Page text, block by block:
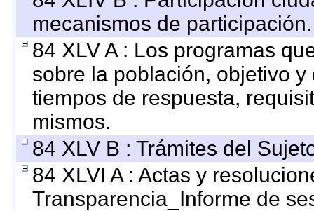
mecanismos de participación.
84 XLV A : Los programas
sobre la población, objetivo
tiempos de respuesta,
mismos.
84 XLV B : Trámites del
84 XLVI A : Actas y
Transparencia_Informe de